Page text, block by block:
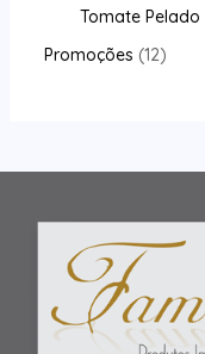
Tomate
Promoções 12